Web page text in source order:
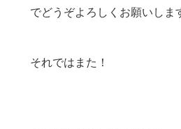
でどうぞよろしくお願いしま
それではまた！